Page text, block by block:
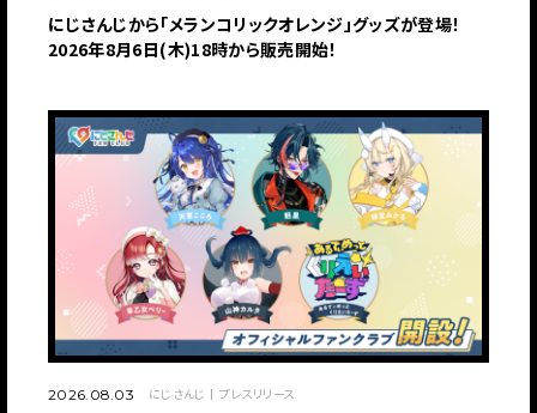
にじさんじから「メランコリックオレンジ」グッズが登場！
2026年8月6日(木)18時から販売開始！
2026.08.03 にじさんじ プレスリリース